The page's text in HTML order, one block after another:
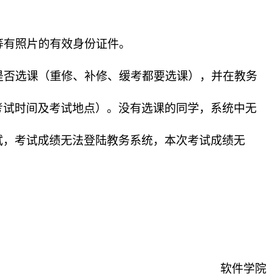
照片的有效身份证件。
选课（重修、补修、缓考都要选课），并在教务
时间及考试地点）。没有选课的同学，系统中无
考试成绩无法登陆教务系统，本次考试成绩无
软件学院